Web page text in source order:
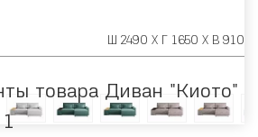
Ш 2490 X Г 1650 X В 910
товара Диван "Киото"